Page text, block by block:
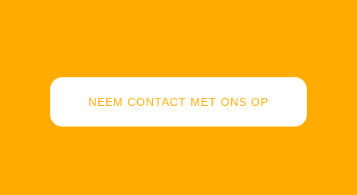
NEEM CONTACT MET ONS OP